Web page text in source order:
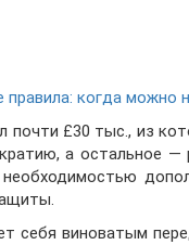
правила: когда можно
почти £30 тыс., из
а остальное —
себя виноватым